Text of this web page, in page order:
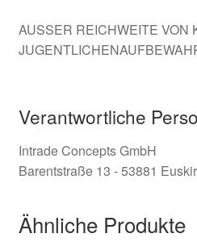
AUSSER REICHWEITE VON
Verantwortliche
Intrade Concepts GmbH
Barentstraße 13 - 53881
Ähnliche Produkte